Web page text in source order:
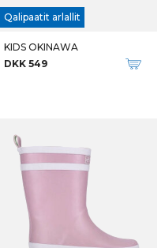
Qalipaatit arlallit
KIDS OKINAWA
DKK 549